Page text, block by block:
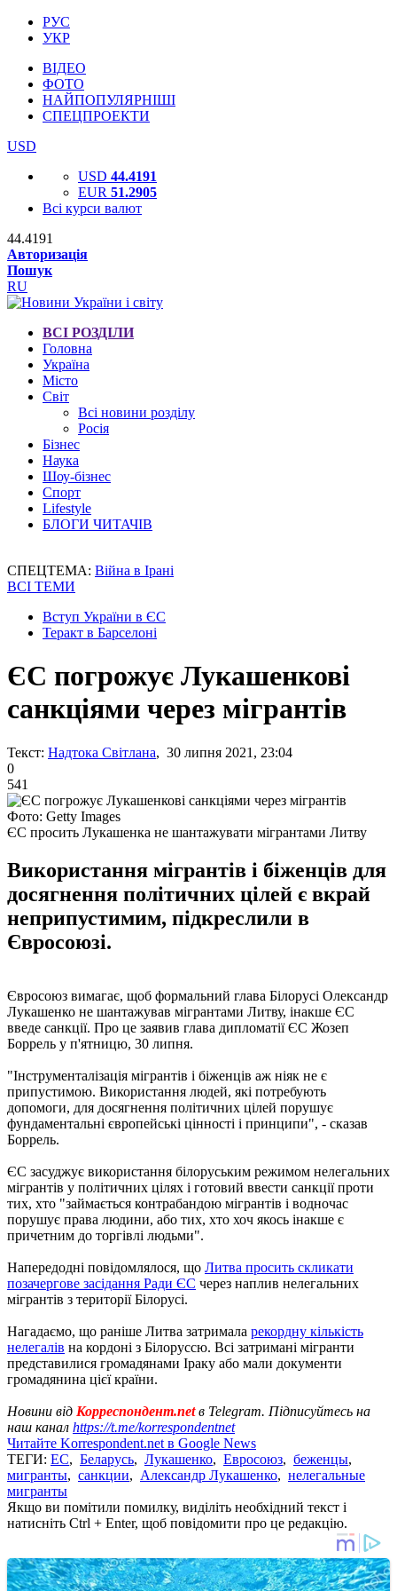
РУС
УКР
ВІДЕО
ФОТО
НАЙПОПУЛЯРНІШІ
СПЕЦПРОЕКТИ
USD
USD 44.4191
EUR 51.2905
Всі курси валют
44.4191
Авторизація
Пошук
RU
ВСІ РОЗДІЛИ
Головна
Україна
Місто
Світ
Всі новини розділу
Росія
Бізнес
Наука
Шоу-бізнес
Спорт
Lifestyle
БЛОГИ ЧИТАЧІВ
СПЕЦТЕМА: Війна в Ірані
ВСІ ТЕМИ
Вступ України в ЄС
Теракт в Барселоні
ЄС погрожує Лукашенкові
санкціями через мігрантів
Текст: Надтока Світлана, 30 липня 2021, 23:04
0
541
Фото: Getty Images
ЄС просить Лукашенка не шантажувати мігрантами Литву
Використання мігрантів і біженців для
досягнення політичних цілей є вкрай
неприпустимим, підкреслили в
Євросоюзі.
Євросоюз вимагає, щоб формальний глава Білорусі Олександр
Лукашенко не шантажував мігрантами Литву, інакше ЄС
введе санкції. Про це заявив глава дипломатії ЄС Жозеп
Боррель у п'ятницю, 30 липня.
"Інструменталізація мігрантів і біженців аж ніяк не є
припустимою. Використання людей, які потребують
допомоги, для досягнення політичних цілей порушує
фундаментальні європейські цінності і принципи", - сказав
Боррель.
ЄС засуджує використання білоруським режимом нелегальних
мігрантів у політичних цілях і готовий ввести санкції проти
тих, хто "займається контрабандою мігрантів і водночас
порушує права людини, або тих, хто хоч якось інакше є
причетним до торгівлі людьми".
Напередодні повідомлялося, що Литва просить скликати
позачергове засідання Ради ЄС через наплив нелегальних
мігрантів з території Білорусі.
Нагадаємо, що раніше Литва затримала рекордну кількість
нелегалів на кордоні з Білоруссю. Всі затримані мігранти
представилися громадянами Іраку або мали документи
громадянина цієї країни.
Новини від Корреспондент.netв Telegram. Підписуйтесь на
наш канал https://t.me/korrespondentnet
Читайте Korrespondent.net в Google News
ТЕГИ: ЕС, Беларусь, Лукашенко, Евросоюз, беженцы,
мигранты, санкции, Александр Лукашенко, нелегальные
мигранты
Якщо ви помітили помилку, виділіть необхідний текст і
натисніть Ctrl + Enter, щоб повідомити про це редакцію.